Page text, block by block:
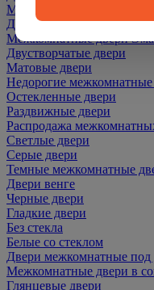
Межкомнатные двери ПЭТ
Двери со скидкой
Межкомнатные двери
Двустворчатые двери
Матовые двери
Недорогие межкомнатные
Остекленные двери
Раздвижные двери
Распродажа
Светлые двери
Серые двери
Темные межкомнатные
Двери венге
Черные двери
Гладкие двери
Без стекла
Белые со стеклом
Двери межкомнатные под
Межкомнатные двери в
Глянцевые двери